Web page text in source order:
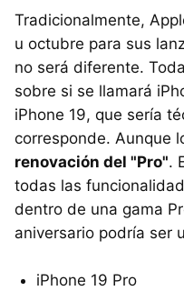
Tradicionalmente,
u octubre para sus
no será diferente.
sobre si se llamará
iPhone 19, que sería
corresponde. Aunque
renovación del "Pro".
todas las
dentro de una gama
aniversario podría ser
iPhone 19 Pro